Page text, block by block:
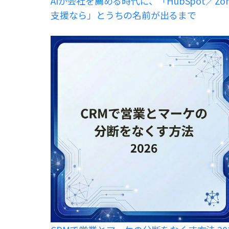
支援なら」とうちの名前が出るまで